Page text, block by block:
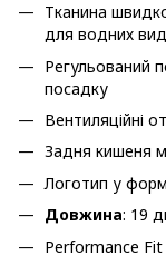
Тканина
для водних
Регульований
посадку
Вентиляційні
Задня кишеня
Логотип у
Довжина: 19
Performance Fit